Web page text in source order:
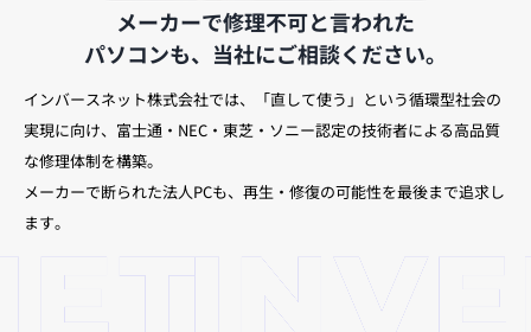
メーカーで修理不可と言われた
パソコンも、当社にご相談ください。
インバースネット株式会社では、「直して使う」という循環型社会の
実現に向け、富士通・NEC・東芝・ソニー認定の技術者による高品質
な修理体制を構築。
メーカーで断られた法人PCも、再生・修復の可能性を最後まで追求し
ます。